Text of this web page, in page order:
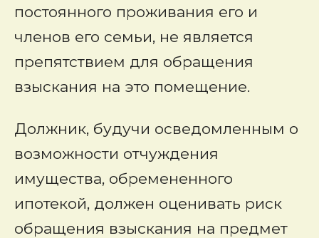
постоянного проживания его и
членов его семьи, не является
препятствием для обращения
взыскания на это помещение.
Должник, будучи осведомленным о
возможности отчуждения
имущества, обремененного
ипотекой, должен оценивать риск
обращения взыскания на предмет